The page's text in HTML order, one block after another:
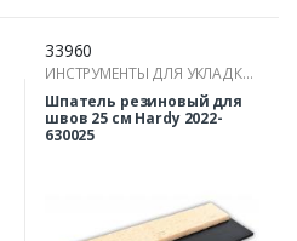
33960
ИНСТРУМЕНТЫ ДЛЯ УКЛАДКИ
ПЛИТКИ
Шпатель резиновый для
швов 25 см Hardy 2022-
630025